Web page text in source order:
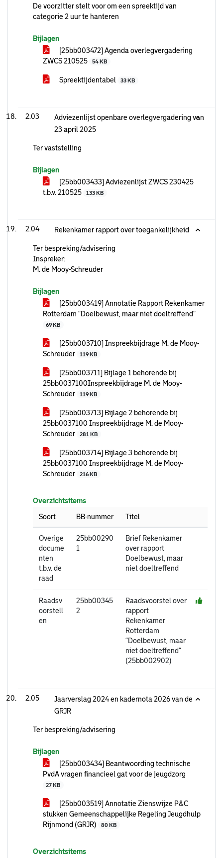
De voorzitter stelt voor om een spreektijd van
categorie 2 uur te hanteren
Bijlagen
[25bb003472] Agenda overlegvergadering
ZWCS 210525
54 KB
Spreektijdentabel 33 KB
2.03
Adviezenlijst openbare overlegvergadering van
23 april 2025
Ter vaststelling
Bijlagen
[25bb003433] Adviezenlijst ZWCS 230425
t.b.v. 210525
133 KB
2.04 Rekenkamer rapport over toegankelijkheid
Ter bespreking/advisering
Inspreker:
M. de Mooy-Schreuder
Bijlagen
[25bb003419] Annotatie Rapport Rekenkamer
Rotterdam “Doelbewust, maar niet doeltreffend”
69 KB
[25bb003710] Inspreekbijdrage M. de Mooy-
Schreuder
119 KB
[25bb003711] Bijlage 1 behorende bij
25bb0037100Inspreekbijdrage M. de Mooy-
Schreuder
119 KB
[25bb003713] Bijlage 2 behorende bij
25bb0037100 Inspreekbijdrage M. de Mooy-
Schreuder
281 KB
[25bb003714] Bijlage 3 behorende bij
25bb0037100 Inspreekbijdrage M. de Mooy-
Schreuder
216 KB
Overzichtsitems
Soort
BB-nummer Titel
Overige
docume
nten
t.b.v. de
raad
25bb00290
1
Brief Rekenkamer
over rapport
Doelbewust, maar
niet doeltreffend
Raadsv
oorstell
en
25bb00345
2
Raadsvoorstel over
rapport
Rekenkamer
Rotterdam
“Doelbewust, maar
niet doeltreffend”
(25bb002902)
2.05
Jaarverslag 2024 en kadernota 2026 van de
GRJR
Ter bespreking/advisering
Bijlagen
[25bb003434] Beantwoording technische
PvdA vragen financieel gat voor de jeugdzorg
27 KB
[25bb003519] Annotatie Zienswijze P&C
stukken Gemeenschappelijke Regeling Jeugdhulp
Rijnmond (GRJR)
80 KB
Overzichtsitems